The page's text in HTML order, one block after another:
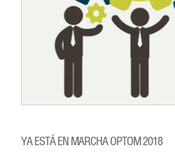
YA ESTÁ EN MARCHA OPTOM 2018